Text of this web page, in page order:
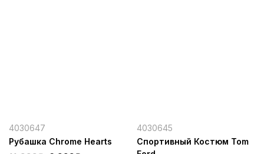
4030647
Рубашка Chrome Hearts
4030645
Спортивный Костюм Tom